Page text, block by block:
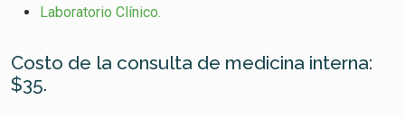
Laboratorio Clínico.
Costo de la consulta de medicina interna:
$35.